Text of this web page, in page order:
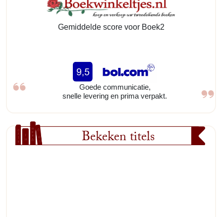
Gemiddelde score voor Boek2
Goede communicatie,
snelle levering en prima verpakt.
Bekeken titels